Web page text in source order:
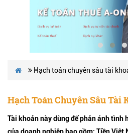
Hạch toán chuyên sâu tài
Hạch Toán Chuyên Sâu Tài
Tài khoản này dùng để phản ánh tình
của doanh nghiệp bao gồm: Tiền Việt